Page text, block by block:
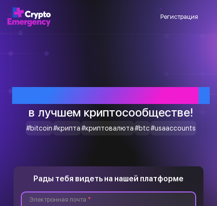
Регистрация
в лучшем криптосообществе!
#bitcoin#крипта#криптовалюта#btc#usaaccounts
Рады тебя видеть на нашей платформе
Электронная почта *